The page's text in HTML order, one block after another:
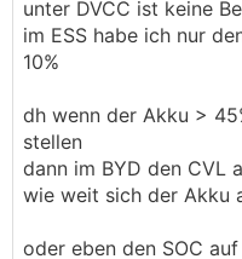
unter DVCC ist keine
im ESS habe ich nur
10%
dh wenn der Akku >
stellen
dann im BYD den CVL
wie weit sich der Akku
oder eben den SOC